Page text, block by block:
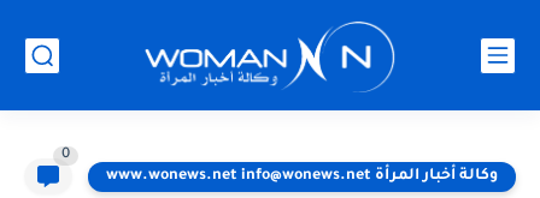
وكالة أخبار المرأة www.wonews.net info@wonews.net
0